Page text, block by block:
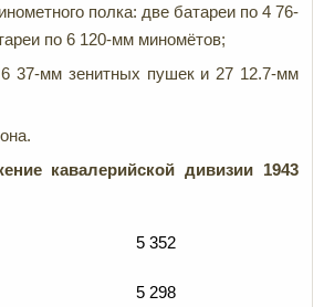
полка: две батареи по 4 76-
по 6 120-мм миномётов;
37-мм зенитных пушек и 27 12.7-мм
кавалерийской дивизии 1943
5 352
5 298